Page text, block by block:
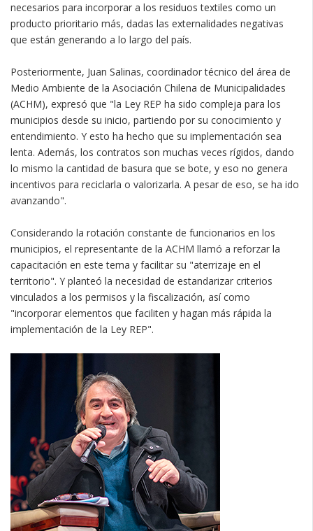
necesarios para incorporar a los residuos textiles como un
producto prioritario más, dadas las externalidades negativas
que están generando a lo largo del país.
Posteriormente, Juan Salinas, coordinador técnico del área de
Medio Ambiente de la Asociación Chilena de Municipalidades
(ACHM), expresó que "la Ley REP ha sido compleja para los
municipios desde su inicio, partiendo por su conocimiento y
entendimiento. Y esto ha hecho que su implementación sea
lenta. Además, los contratos son muchas veces rígidos, dando
lo mismo la cantidad de basura que se bote, y eso no genera
incentivos para reciclarla o valorizarla. A pesar de eso, se ha ido
avanzando".
Considerando la rotación constante de funcionarios en los
municipios, el representante de la ACHM llamó a reforzar la
capacitación en este tema y facilitar su "aterrizaje en el
territorio". Y planteó la necesidad de estandarizar criterios
vinculados a los permisos y la fiscalización, así como
"incorporar elementos que faciliten y hagan más rápida la
implementación de la Ley REP".